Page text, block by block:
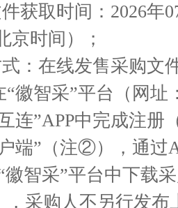
获取时间：2026年
京时间）；
：在线发售采购文
徽智采”平台（网址
连”APP中完成注
端”（注②），通过
徽智采”平台中下载
，采购人不另行发布